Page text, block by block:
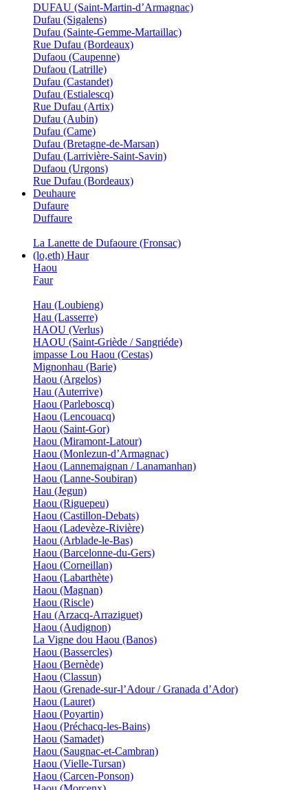
DUFAU (Saint-Martin-d’Armagnac)
Dufau (Sigalens)
Dufau (Sainte-Gemme-Martaillac)
Rue Dufau (Bordeaux)
Dufaou (Caupenne)
Dufaou (Latrille)
Dufau (Castandet)
Dufau (Estialescq)
Rue Dufau (Artix)
Dufau (Aubin)
Dufau (Came)
Dufau (Bretagne-de-Marsan)
Dufau (Larrivière-Saint-Savin)
Dufaou (Urgons)
Rue Dufau (Bordeaux)
Deuhaure
Dufaure
Duffaure
La Lanette de Dufaoure (Fronsac)
(lo,eth) Haur
Haou
Faur
Hau (Loubieng)
Hau (Lasserre)
HAOU (Verlus)
HAOU (Saint-Griède / Sangriéde)
impasse Lou Haou (Cestas)
Mignonhau (Barie)
Haou (Argelos)
Hau (Auterrive)
Haou (Parleboscq)
Haou (Lencouacq)
Haou (Saint-Gor)
Haou (Miramont-Latour)
Haou (Monlezun-d’Armagnac)
Haou (Lannemaignan / Lanamanhan)
Haou (Lanne-Soubiran)
Hau (Jegun)
Haou (Riguepeu)
Haou (Castillon-Debats)
Haou (Ladevèze-Rivière)
Haou (Arblade-le-Bas)
Haou (Barcelonne-du-Gers)
Haou (Corneillan)
Haou (Labarthète)
Haou (Magnan)
Haou (Riscle)
Hau (Arzacq-Arraziguet)
Haou (Audignon)
La Vigne dou Haou (Banos)
Haou (Bassercles)
Haou (Bernède)
Haou (Classun)
Haou (Grenade-sur-l’Adour / Granada d’Ador)
Haou (Lauret)
Haou (Poyartin)
Haou (Préchacq-les-Bains)
Haou (Samadet)
Haou (Saugnac-et-Cambran)
Haou (Vielle-Tursan)
Haou (Carcen-Ponson)